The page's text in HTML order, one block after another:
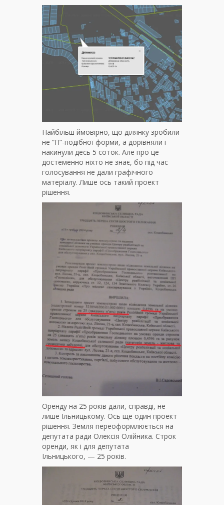
Найбільш ймовірно, що ділянку зробили
не “П”-подібної форми, а дорівняли і
накинули десь 5 соток. Але про це
достеменно ніхто не знає, бо під час
голосування не дали графічного
матеріалу. Лише ось такий проект
рішення.
Оренду на 25 років дали, справді, не
лише Ільницькому. Ось ще один проект
рішення. Земля переоформлюється на
депутата ради Олексія Олійника. Строк
оренди, як і для депутата
Ільницького, — 25 років.